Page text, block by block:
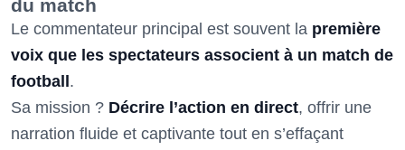
du match
Le commentateur principal est souvent la première
voix que les spectateurs associent à un match de
football .
Sa mission ? Décrire l’action en direct, offrir une
narration fluide et captivante tout en s’effaçant